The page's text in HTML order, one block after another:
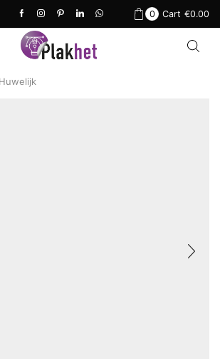
0 Cart €0.00
Huwelijk